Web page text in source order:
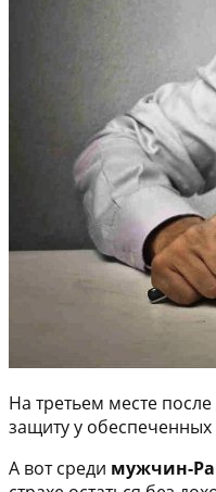
На третьем месте
защиту у
А вот среди мужчин-